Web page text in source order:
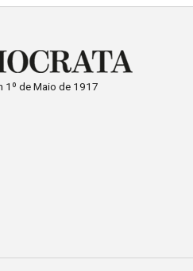
1º de Maio de 1917